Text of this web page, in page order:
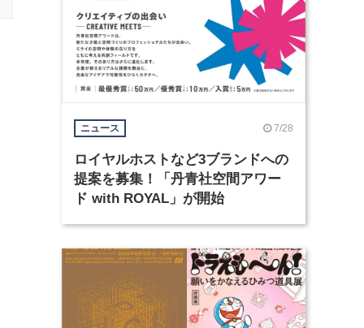
ニュース 7/28
ロイヤルホストなど3ブランドへの
提案を募集！「丹青社空間アワー
ド with ROYAL」が開始